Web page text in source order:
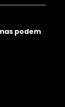
podem